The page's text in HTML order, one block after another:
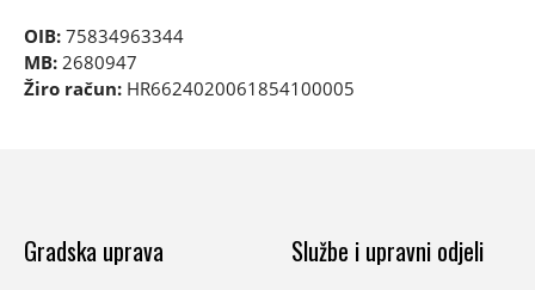
OIB: 75834963344
MB: 2680947
Žiro račun: HR6624020061854100005
Gradska uprava Službe i upravni odjeli